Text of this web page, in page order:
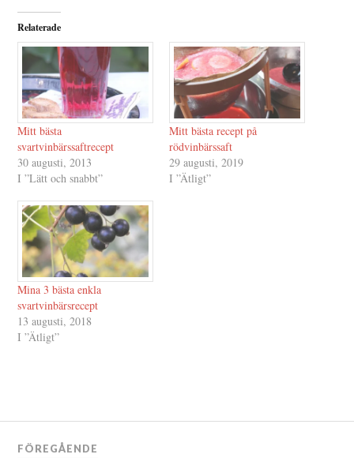
Relaterade
Mitt bästa
svartvinbärssaftrecept
30 augusti, 2013
I ”Lätt och snabbt”
Mitt bästa recept på
rödvinbärssaft
29 augusti, 2019
I ”Ätligt”
Mina 3 bästa enkla
svartvinbärsrecept
13 augusti, 2018
I ”Ätligt”
Inläggsnavigering
FÖREGÅENDE